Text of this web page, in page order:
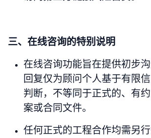
三、在线咨询的特别说明
在线咨询功能旨在提供初步
回复仅为顾问个人基于有限
判断，不等同于正式的、有
案或合同文件。
任何正式的工程合作均需另